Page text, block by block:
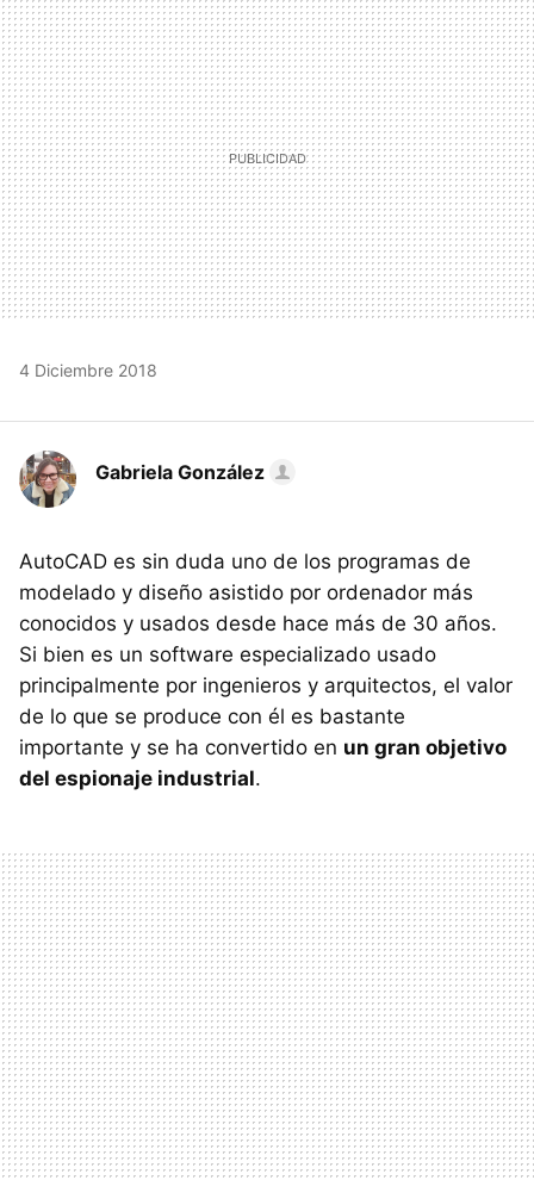
MAIL
4 Diciembre 2018
Gabriela González
AutoCAD es sin duda uno de los programas de
modelado y diseño asistido por ordenador más
conocidos y usados desde hace más de 30 años.
Si bien es un software especializado usado
principalmente por ingenieros y arquitectos, el valor
de lo que se produce con él es bastante
importante y se ha convertido en un gran objetivo
del espionaje industrial.